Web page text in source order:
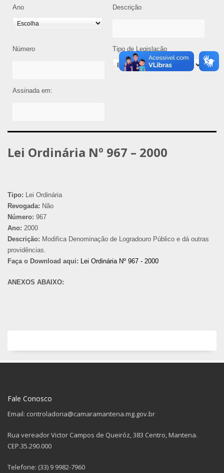
Ano Descrição
Número Tipo de Legislação
Assinada em:
Lei Ordinária Nº 967 – 2000
Tipo: Lei Ordinária
Revogada: Não
Número: 967
Ano: 2000
Descrição: Modifica Denominação de Logradouro Público e dá outras
providências.
Faça o Download aqui: Lei Ordinária Nº 967 - 2000
ANEXOS ABAIXO:
Fale Conosco
Email: controladoria@camaramantena.mg.gov.br
Rua vereador Victor Campos de Queiróz, 383 Centro, Mantena.
CEP.35.290.000
Telefone: (33) 9 9982-7960